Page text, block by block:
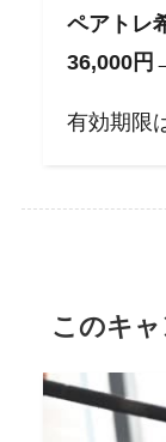
ペアト
36,000円
有効期限
このキャ